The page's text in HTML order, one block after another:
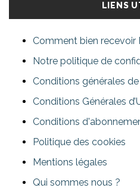
LIENS
Comment bien recevoir
Notre politique de
Conditions générales
Conditions Générales
Conditions
Politique des cookies
Mentions légales
Qui sommes nous ?